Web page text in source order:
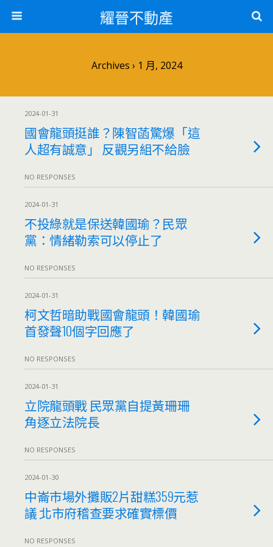
耀晉不動產
Archives › 1 月, 2024
2024-01-31
國會龍頭挺誰？陳智菡驚爆「這
人超有誠意」 反觀另組不給臉
NO RESPONSES
2024-01-31
不投綠就是保送韓國瑜？民眾
黨：情緒勒索可以停止了
NO RESPONSES
2024-01-31
柯文哲暗助戰國會龍頭！韓國瑜
首發聲10個字回應了
NO RESPONSES
2024-01-31
立院龍頭戰 民眾黨自提黃珊珊
角逐立法院長
NO RESPONSES
2024-01-30
中崙市場外攤販2片甜糕359元惹
議 北市府稽查要求確實標價
NO RESPONSES